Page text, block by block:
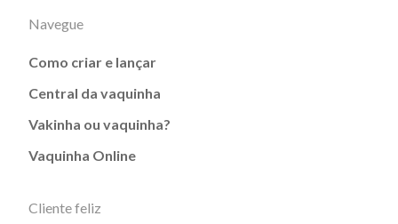
Navegue
Como criar e lançar
Central da vaquinha
Vakinha ou vaquinha?
Vaquinha Online
Cliente feliz